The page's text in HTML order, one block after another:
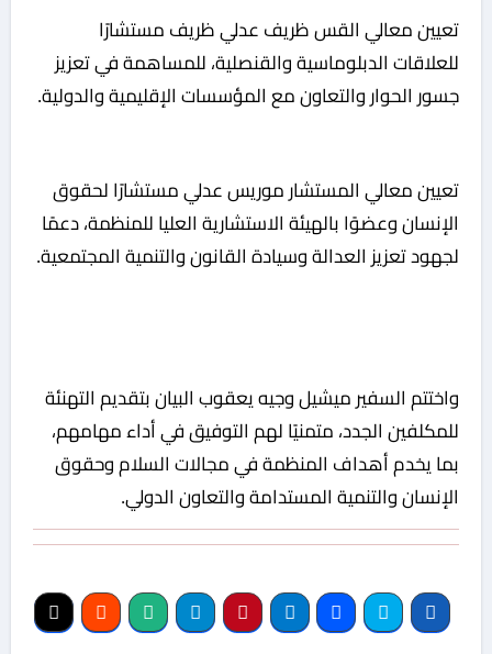
تعيين معالي القس ظريف عدلي ظريف مستشارًا
للعلاقات الدبلوماسية والقنصلية، للمساهمة في تعزيز
جسور الحوار والتعاون مع المؤسسات الإقليمية والدولية.
تعيين معالي المستشار موريس عدلي مستشارًا لحقوق
الإنسان وعضوًا بالهيئة الاستشارية العليا للمنظمة، دعمًا
لجهود تعزيز العدالة وسيادة القانون والتنمية المجتمعية.
واختتم السفير ميشيل وجيه يعقوب البيان بتقديم التهنئة
للمكلفين الجدد، متمنيًا لهم التوفيق في أداء مهامهم،
بما يخدم أهداف المنظمة في مجالات السلام وحقوق
الإنسان والتنمية المستدامة والتعاون الدولي.